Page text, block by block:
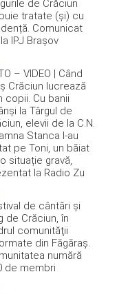
de Crăciun
tratate (și) cu
Comunicat
IPJ Brașov
– VIDEO | Când
Crăciun lucrează
copii. Cu banii
la Târgul de
elevii de la C.N.
Stanca l-au
pe Toni, un băiat
situație gravă,
la Radio Zu
de cântări şi
de Crăciun, în
comunităţii
din Făgăraş.
numără
de membri